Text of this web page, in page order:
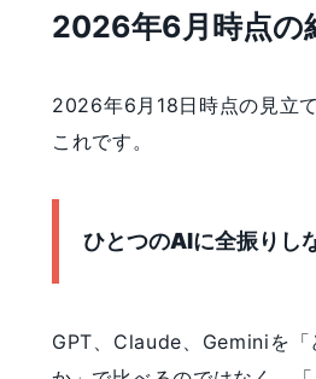
2026年6月時点の
2026年6月18日時点の見立
これです。
ひとつのAIに全振りし
GPT、Claude、Geminiを「